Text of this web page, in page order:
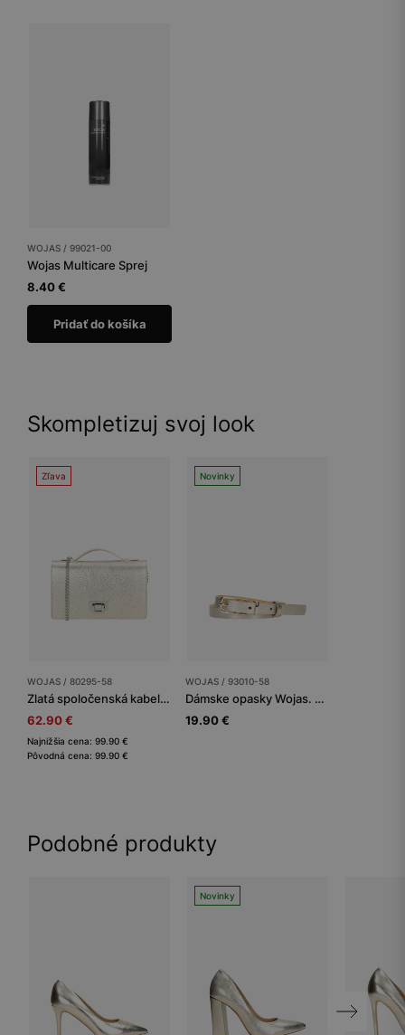
WOJAS / 99021-00
Wojas Multicare Sprej
8.40 €
Pridať do košíka
Skompletizuj svoj look
Zľava
WOJAS / 80295-58
Zlatá spoločenská kabelka z hladkej kože
62.90 €
Najnižšia cena: 99.90 €
Pôvodná cena: 99.90 €
Novinky
WOJAS / 93010-58
Dámske opasky Wojas. Zlatý štandard
19.90 €
Podobné produkty
Novinky